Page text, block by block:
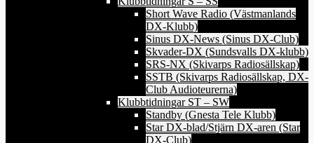
Short Wave Radio (Västmanlands
DX-Klubb)
Sinus DX-News (Sinus DX-Club)
Skvader-DX (Sundsvalls DX-klubb)
SRS-NX (Skivarps Radiosällskap)
SSTB (Skivarps Radiosällskap, DX-
Club Audioteurerna)
Klubbtidningar ST – SW
Standby (Gnesta Tele Klubb)
Star DX-blad/Stjärn DX-aren (Star
DX-Club)